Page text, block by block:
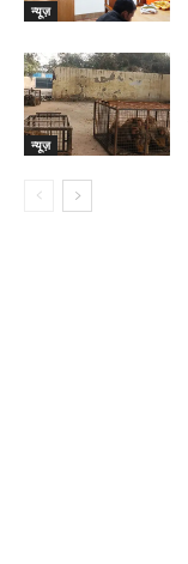
न्यूज़
न्यूज़